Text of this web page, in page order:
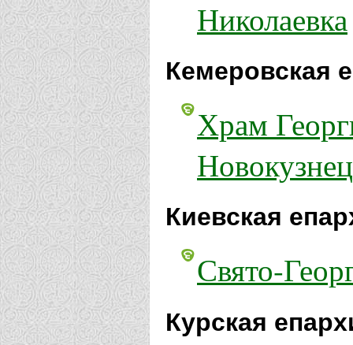
Николаевка
Кемеровская
Храм
Киевская
Свято-
Курская